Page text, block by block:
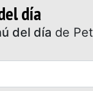
día
del día de